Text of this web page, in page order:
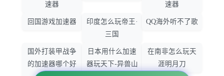
速器
速器
回国游戏加速器
印度怎么玩帝王·
三国
QQ海外听不了歌
国外打装甲战争
的加速器哪个好
日本用什么加速
器玩天下-异兽山
在南非怎么玩天
涯明月刀